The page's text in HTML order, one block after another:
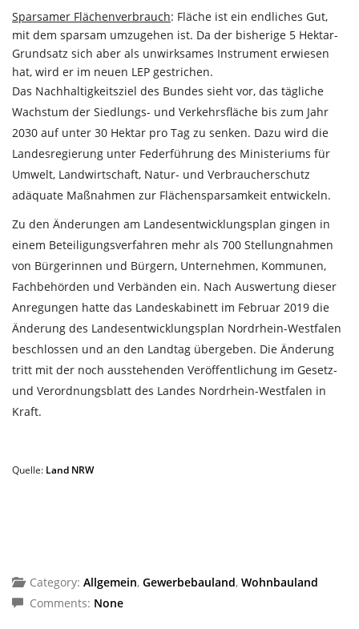
Sparsamer Flächenverbrauch: Fläche ist ein endliches Gut,
mit dem sparsam umzugehen ist. Da der bisherige 5 Hektar-
Grundsatz sich aber als unwirksames Instrument erwiesen
hat, wird er im neuen LEP gestrichen.
Das Nachhaltigkeitsziel des Bundes sieht vor, das tägliche
Wachstum der Siedlungs- und Verkehrsfläche bis zum Jahr
2030 auf unter 30 Hektar pro Tag zu senken. Dazu wird die
Landesregierung unter Federführung des Ministeriums für
Umwelt, Landwirtschaft, Natur- und Verbraucherschutz
adäquate Maßnahmen zur Flächensparsamkeit entwickeln.
Zu den Änderungen am Landesentwicklungsplan gingen in
einem Beteiligungsverfahren mehr als 700 Stellungnahmen
von Bürgerinnen und Bürgern, Unternehmen, Kommunen,
Fachbehörden und Verbänden ein. Nach Auswertung dieser
Anregungen hatte das Landeskabinett im Februar 2019 die
Änderung des Landesentwicklungsplan Nordrhein-Westfalen
beschlossen und an den Landtag übergeben. Die Änderung
tritt mit der noch ausstehenden Veröffentlichung im Gesetz-
und Verordnungsblatt des Landes Nordrhein-Westfalen in
Kraft.
Quelle: Land NRW
Category: Allgemein, Gewerbebauland, Wohnbauland
Comments: None